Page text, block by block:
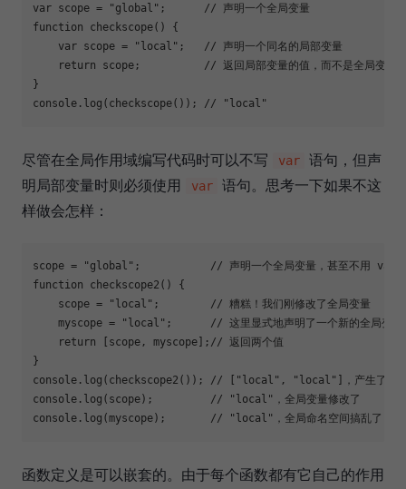
var scope = "global" ;
// 声明一个全局变量
function
checkscope( ) {
var scope = "local" ;
// 声明一个同名的局部变量
return scope;
// 返回局部变量的值，而不是全局变量
console .log(checkscope()); // "local"
尽管在全局作用域编写代码时可以不写 var
语句，但声
明局部变量时则必须使用
var
语句。思考一下如果不这
样做会怎样：
scope = "global" ;
// 声明一个全局变量，甚至不用 var
function
checkscope2 ( ) {
    scope =
"local" ;
// 糟糕！我们刚修改了全局变量
    myscope =
"local" ;
// 这里显式地声明了一个新的全局变量
return [scope, myscope]; // 返回两个值
console .log(checkscope2());
// ["local", "local"]，产生了副
console .log(scope);
// "local"，全局变量修改了
console .log(myscope); // "local"，全局命名空间搞乱了
函数定义是可以嵌套的。由于每个函数都有它自己的作用